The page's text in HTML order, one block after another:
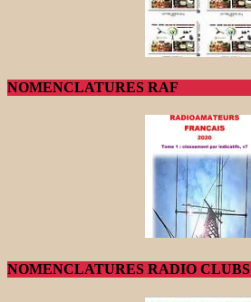
NOMENCLATURES RAF
NOMENCLATURES RADIO CLUBS